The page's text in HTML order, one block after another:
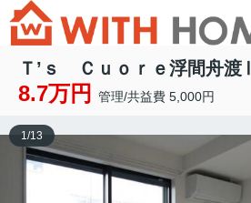
Ｔ’ｓ Ｃｕｏｒｅ浮間舟渡Ⅱ
8.7万円 管理/共益費 5,000円
1/13